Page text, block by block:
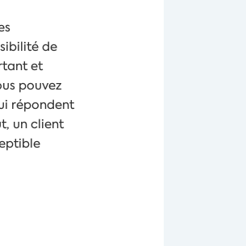
de
et
pouvez
répondent
un client